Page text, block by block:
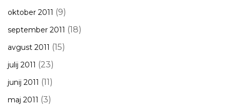
oktober 2011 (9)
september 2011 (18)
avgust 2011 (15)
julij 2011 (23)
junij 2011 (11)
maj 2011 (3)